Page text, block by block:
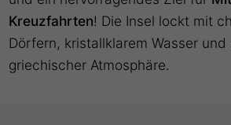
Kreuzfahrten! Die Insel lockt mit
Dörfern, kristallklarem Wasser
griechischer Atmosphäre.